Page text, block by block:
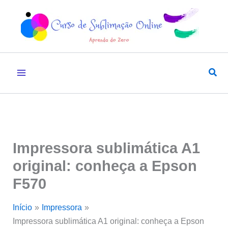
Impressora sublimática A1
original: conheça a Epson
F570
Início
Impressora
Impressora sublimática A1 original: conheça a Epson